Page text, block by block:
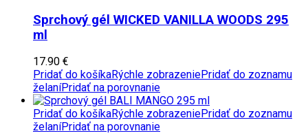
Sprchový gél WICKED VANILLA WOODS 295
ml
17.90 €
Pridať do košíkaRýchle zobrazeniePridať do zoznamu
želaníPridať na porovnanie
Pridať do košíkaRýchle zobrazeniePridať do zoznamu
želaníPridať na porovnanie